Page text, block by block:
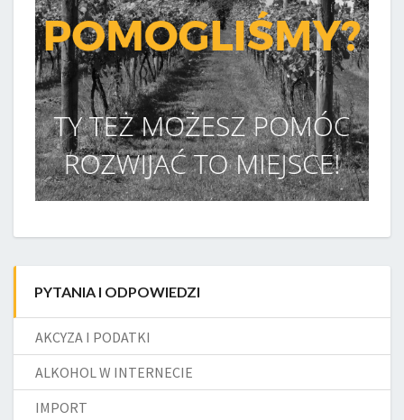
PYTANIA I ODPOWIEDZI
AKCYZA I PODATKI
ALKOHOL W INTERNECIE
IMPORT